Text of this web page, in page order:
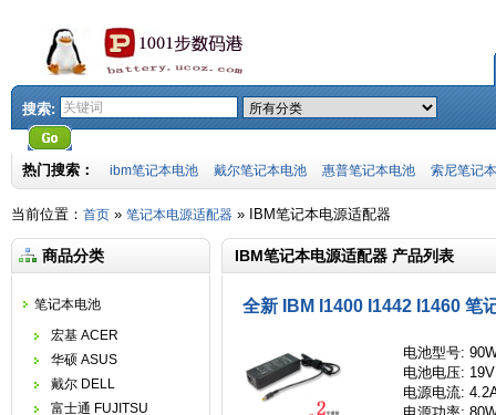
搜索:
热门搜索： ibm笔记本电池 戴尔笔记本电池 惠普笔记本电池 索尼笔记
当前位置： 首页 » 笔记本电源适配器 » IBM笔记本电源适配器
商品分类
笔记本电池
宏基 ACER
华硕 ASUS
戴尔 DELL
富士通 FUJITSU
IBM笔记本电源适配器 产品列表
全新 IBM I1400 I1442 I1460 笔
电池型号:
电池电压: 19V
电源电流: